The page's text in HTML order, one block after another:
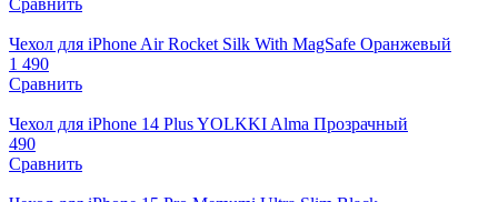
Сравнить
Чехол для iPhone Air Rocket Silk With MagSafe Оранжевый
1 490
Сравнить
Чехол для iPhone 14 Plus YOLKKI Alma Прозрачный
490
Сравнить